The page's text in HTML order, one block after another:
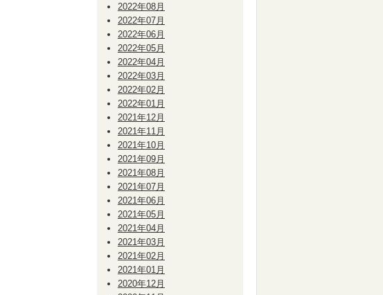
2022年08月
2022年07月
2022年06月
2022年05月
2022年04月
2022年03月
2022年02月
2022年01月
2021年12月
2021年11月
2021年10月
2021年09月
2021年08月
2021年07月
2021年06月
2021年05月
2021年04月
2021年03月
2021年02月
2021年01月
2020年12月